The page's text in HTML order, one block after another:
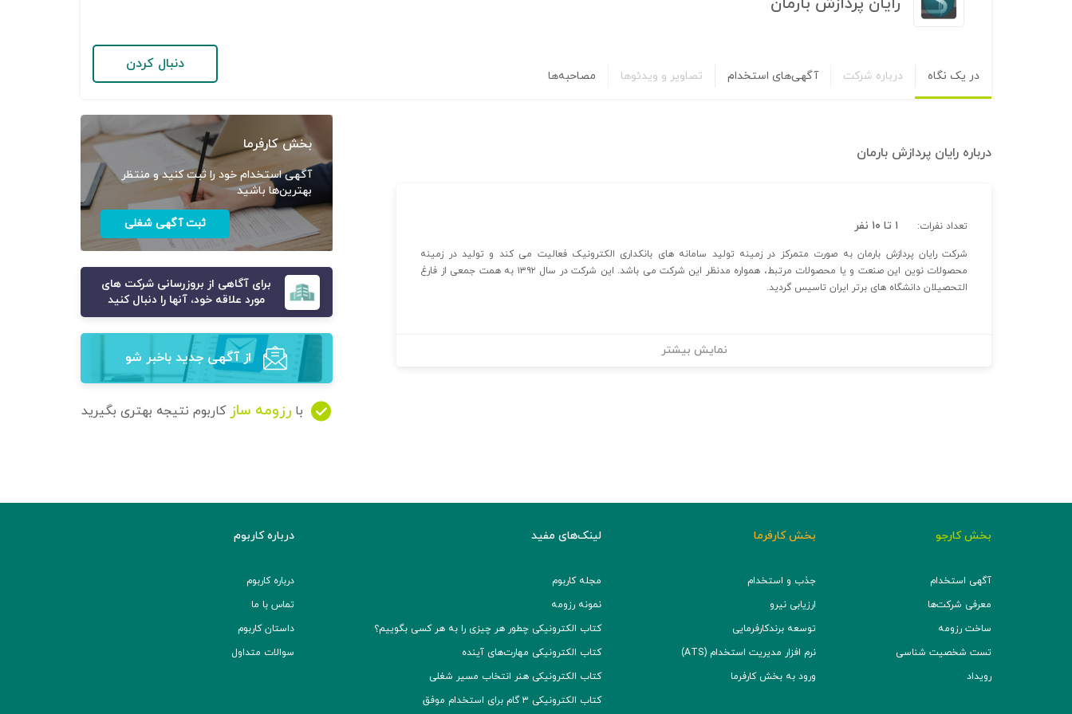
در یک نگاه درباره شرکت آگهی‌های استخدام تصاویر و ویدئوها مصاحبه‌ها
دنبال کردن
درباره رایان پردازش بارمان
تعداد نفرات: ۱ تا ۱۰ نفر
شرکت رایان پردازش بارمان به صورت متمرکز در زمینه تولید سامانه های بانکداری الکترونیک فعالیت می کند و تولید در زمینه
محصولات نوین این صنعت و یا محصولات مرتبط، همواره مدنظر این شرکت می باشد. این شرکت در سال ۱۳۹۲ به همت جمعی از فارغ
التحصیلان دانشگاه های برتر ایران تاسیس گردید.
نمایش بیشتر
بخش کارفرما
آگهی استخدام خود را ثبت کنید و منتظر
بهترین‌ها باشید
ثبت آگهی شغلی
برای آگاهی از بروزرسانی شرکت های
مورد علاقه خود، آنها را دنبال کنید
از آگهی‌ جدید باخبر شو
با رزومه ساز کاربوم نتیجه بهتری بگیرید
بخش کارجو
آگهی استخدام
معرفی شرکت‌ها
ساخت رزومه
تست شخصیت شناسی
رویداد
بخش کارفرما
جذب و استخدام
ارزیابی نیرو
توسعه برند‌کارفرمایی
نرم افزار مدیریت استخدام (ATS)
ورود به بخش کارفرما
لینک‌های مفید
مجله کاربوم
نمونه رزومه
کتاب الکترونیکی چطور هر چیزی را به هر کسی بگوییم؟
کتاب الکترونیکی مهارت‌های آینده
کتاب الکترونیکی هنر انتخاب مسیر شغلی
کتاب الکترونیکی ۳ گام برای استخدام موفق
درباره کاربوم
درباره کاربوم
تماس با ما
داستان کاربوم
سوالات متداول